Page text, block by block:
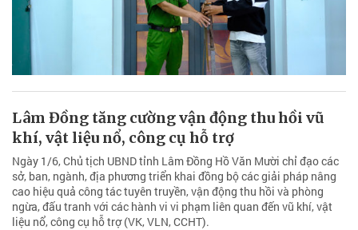
Lâm Đồng tăng cường vận động thu hồi vũ
khí, vật liệu nổ, công cụ hỗ trợ
Ngày 1/6, Chủ tịch UBND tỉnh Lâm Đồng Hồ Văn Mười chỉ đạo các
sở, ban, ngành, địa phương triển khai đồng bộ các giải pháp nâng
cao hiệu quả công tác tuyên truyền, vận động thu hồi và phòng
ngừa, đấu tranh với các hành vi vi phạm liên quan đến vũ khí, vật
liệu nổ, công cụ hỗ trợ (VK, VLN, CCHT).